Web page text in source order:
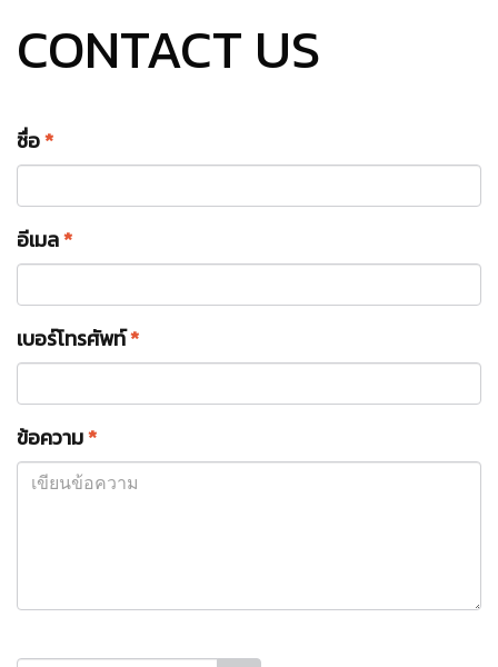
CONTACT US
ชื่อ*
อีเมล*
เบอร์โทรศัพท์*
ข้อความ*